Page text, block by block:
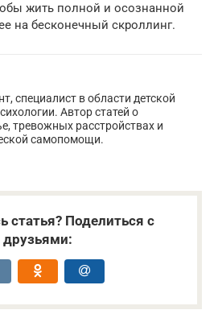
жить полной и осознанной
на бесконечный скроллинг.
специалист в области детской
Автор статей о
тревожных расстройствах и
самопомощи.
статья? Поделиться с
друзьями: